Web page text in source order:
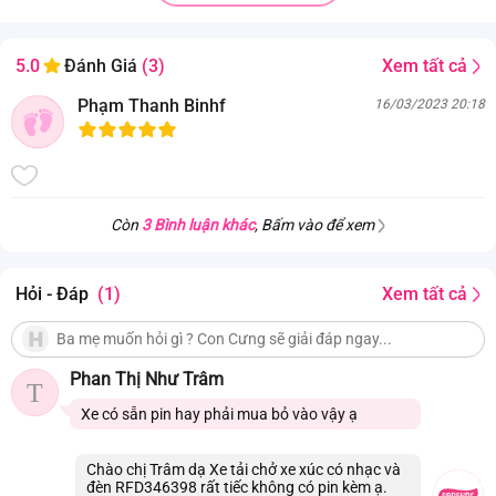
5.0 Đánh Giá (3)
Xem tất cả
Phạm Thanh Binhf
16/03/2023 20:18
Còn 3 Bình luận khác, Bấm vào để xem
Hỏi - Đáp (1) Xem tất cả
T Phan Thị Như Trâm
Xe có sẵn pin hay phải mua bỏ vào vậy ạ
Chào chị Trâm dạ Xe tải chở xe xúc có nhạc và
đèn RFD346398 rất tiếc không có pin kèm ạ.